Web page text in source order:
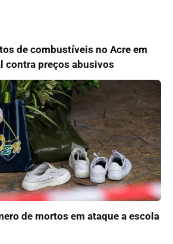
de combustíveis no Acre em
contra preços abusivos
de mortos em ataque a escola